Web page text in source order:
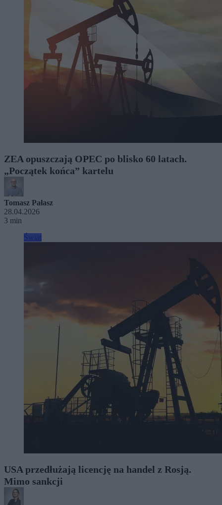
ZEA opuszczają OPEC po blisko 60 latach.
„Początek końca” kartelu
Tomasz Pałasz
28.04.2026
3 min
USA przedłużają licencję na handel z Rosją.
Mimo sankcji